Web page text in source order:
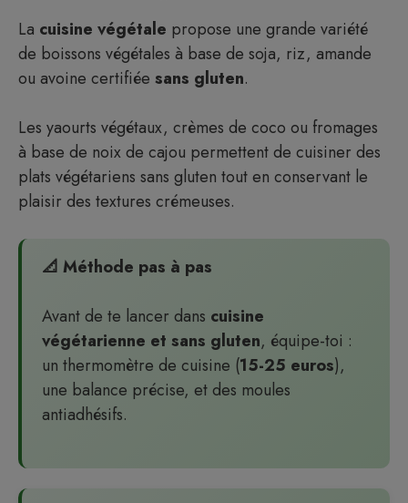
La cuisine végétale propose une grande variété
de boissons végétales à base de soja, riz, amande
ou avoine certifiée sans gluten.
Les yaourts végétaux, crèmes de coco ou fromages
à base de noix de cajou permettent de cuisiner des
plats végétariens sans gluten tout en conservant le
plaisir des textures crémeuses.
📐 Méthode pas à pas
Avant de te lancer dans cuisine
végétarienne et sans gluten, équipe-toi :
un thermomètre de cuisine (15-25 euros),
une balance précise, et des moules
antiadhésifs.